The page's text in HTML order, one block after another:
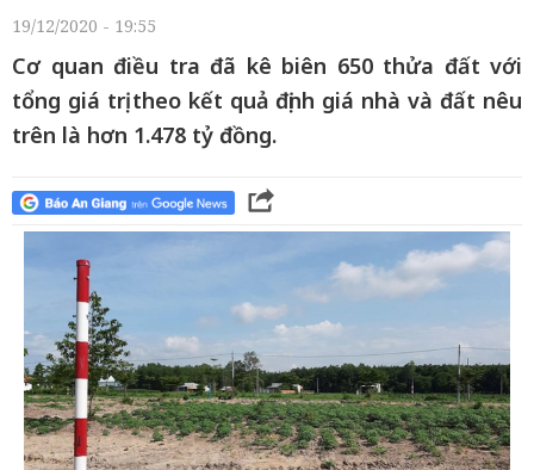
19/12/2020 - 19:55
Cơ quan điều tra đã kê biên 650 thửa đất với
tổng giá trị theo kết quả định giá nhà và đất nêu
trên là hơn 1.478 tỷ đồng.